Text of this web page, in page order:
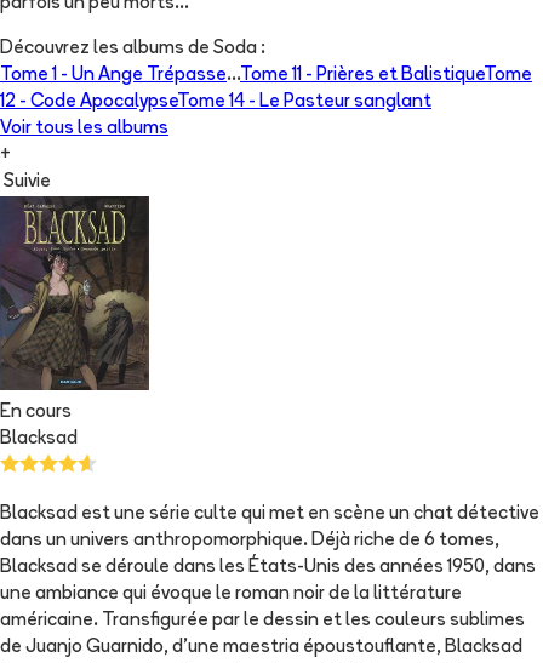
parfois un peu morts..."
Découvrez les albums de Soda :
Tome 1 - Un Ange Trépasse...Tome 11 - Prières et BalistiqueTome
12 - Code ApocalypseTome 14 - Le Pasteur sanglant
Voir tous les albums
+
Suivie
En cours
Blacksad
Blacksad est une série culte qui met en scène un chat détective
dans un univers anthropomorphique. Déjà riche de 6 tomes,
Blacksad se déroule dans les États-Unis des années 1950, dans
une ambiance qui évoque le roman noir de la littérature
américaine. Transfigurée par le dessin et les couleurs sublimes
de Juanjo Guarnido, d'une maestria époustouflante, Blacksad